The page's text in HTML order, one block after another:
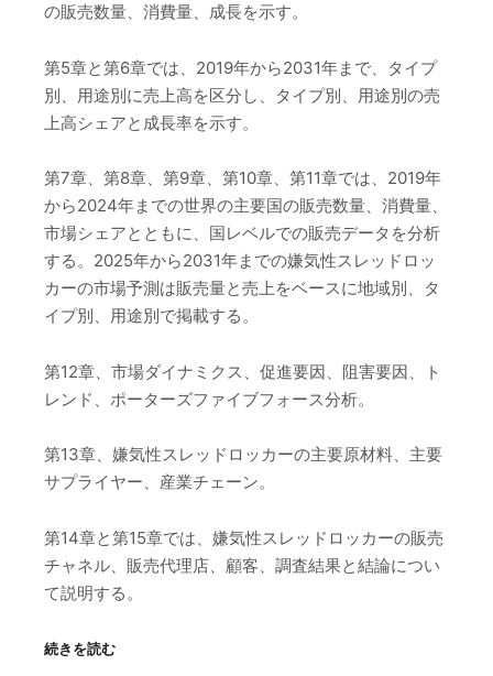
の販売数量、消費量、成長を示す。
第5章と第6章では、2019年から2031年まで、タイプ
別、用途別に売上高を区分し、タイプ別、用途別の売
上高シェアと成長率を示す。
第7章、第8章、第9章、第10章、第11章では、2019年
から2024年までの世界の主要国の販売数量、消費量、
市場シェアとともに、国レベルでの販売データを分析
する。2025年から2031年までの嫌気性スレッドロッ
カーの市場予測は販売量と売上をベースに地域別、タ
イプ別、用途別で掲載する。
第12章、市場ダイナミクス、促進要因、阻害要因、ト
レンド、ポーターズファイブフォース分析。
第13章、嫌気性スレッドロッカーの主要原材料、主要
サプライヤー、産業チェーン。
第14章と第15章では、嫌気性スレッドロッカーの販売
チャネル、販売代理店、顧客、調査結果と結論につい
て説明する。
続きを読む